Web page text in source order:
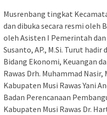
Musrenbang tingkat
dan dibuka secara resmi oleh
oleh Asisten I Pemerintah
Susanto, AP., M.Si. Turut
Bidang Ekonomi, Keuangan
Rawas Drh. Muhammad Nasir,
Kabupaten Musi Rawas Yani
Badan Perencanaan
Kabupaten Musi Rawas Dr.